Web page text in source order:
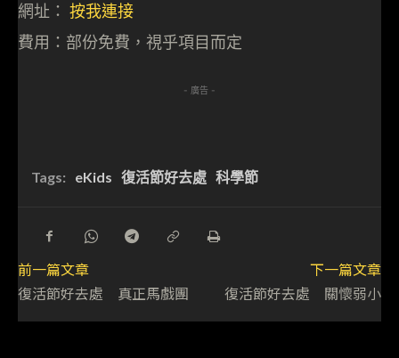
網址： 按我連接
費用：部份免費，視乎項目而定
- 廣告 -
Tags: eKids 復活節好去處 科學節
前一篇文章
復活節好去處 真正馬戲團
下一篇文章
復活節好去處 關懷弱小